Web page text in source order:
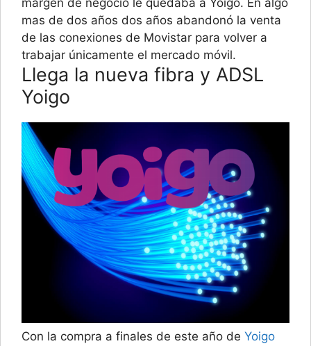
mas de dos años dos años abandonó la venta
de las conexiones de Movistar para volver a
trabajar únicamente el mercado móvil.
Llega la nueva fibra y ADSL
Yoigo
Con la compra a finales de este año de Yoigo